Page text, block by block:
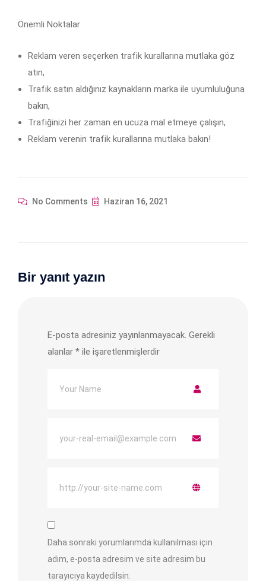
Önemli Noktalar
Reklam veren seçerken trafik kurallarına mutlaka göz
atın,
Trafik satın aldığınız kaynakların marka ile uyumluluğuna
bakın,
Trafiğinizi her zaman en ucuza mal etmeye çalışın,
Reklam verenin trafik kurallarına mutlaka bakın!
No Comments Haziran 16, 2021
Bir yanıt yazın
E-posta adresiniz yayınlanmayacak. Gerekli
alanlar * ile işaretlenmişlerdir
Daha sonraki yorumlarımda kullanılması için
adım, e-posta adresim ve site adresim bu
tarayıcıya kaydedilsin.